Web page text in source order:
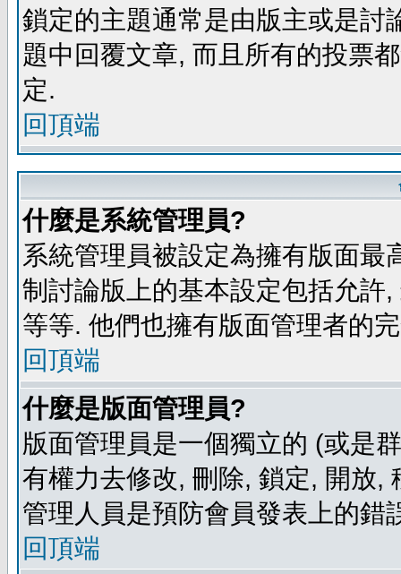
鎖定的主題通常是由版主或是討
題中回覆文章, 而且所有的投票
定.
回頂端
什麼是系統管理員?
系統管理員被設定為擁有版面最
制討論版上的基本設定包括允許
等等. 他們也擁有版面管理者的
回頂端
什麼是版面管理員?
版面管理員是一個獨立的 (或是
有權力去修改, 刪除, 鎖定, 開放,
管理人員是預防會員發表上的錯
回頂端